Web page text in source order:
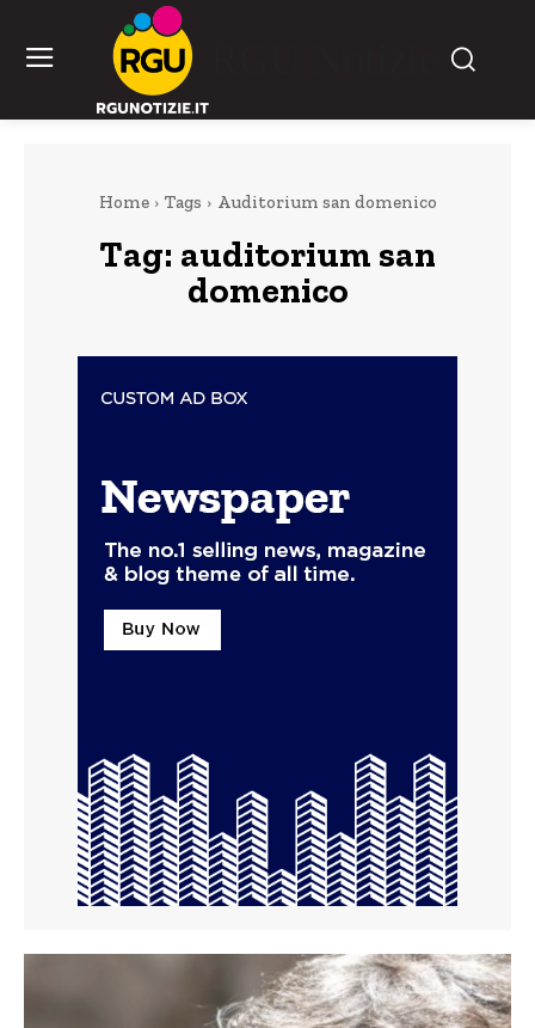
Home Tags Auditorium san domenico
Tag: auditorium san
domenico